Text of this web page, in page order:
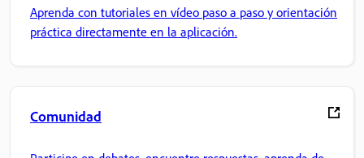
Aprenda con tutoriales en vídeo paso a paso y orientación
práctica directamente en la aplicación.
Comunidad